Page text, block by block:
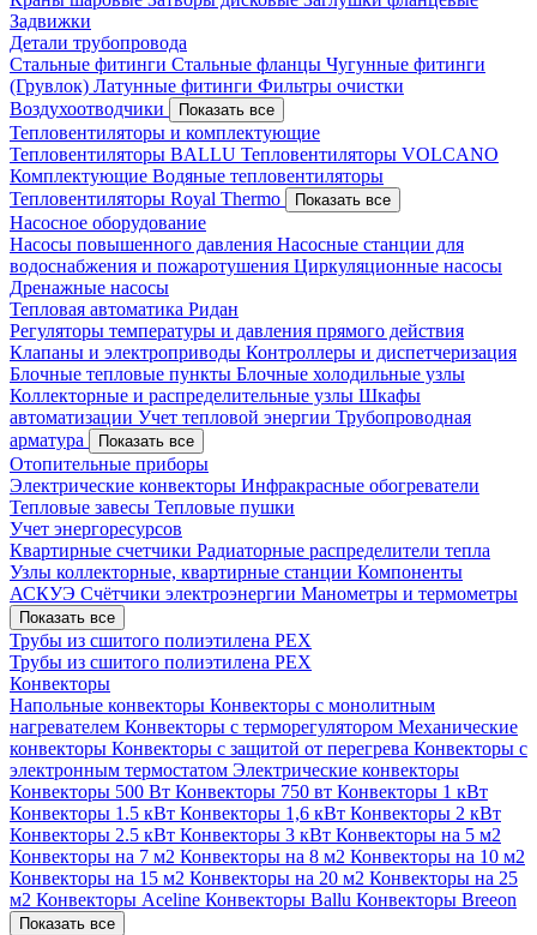
Задвижки
Детали трубопровода
Стальные фитинги Стальные фланцы Чугунные фитинги
(Грувлок) Латунные фитинги Фильтры очистки
Воздухоотводчики
Показать все
Тепловентиляторы и комплектующие
Тепловентиляторы BALLU Тепловентиляторы VOLCANO
Комплектующие Водяные тепловентиляторы
Тепловентиляторы Royal Thermo
Показать все
Насосное оборудование
Насосы повышенного давления Насосные станции для
водоснабжения и пожаротушения Циркуляционные насосы
Дренажные насосы
Тепловая автоматика Ридан
Регуляторы температуры и давления прямого действия
Клапаны и электроприводы Контроллеры и диспетчеризация
Блочные тепловые пункты Блочные холодильные узлы
Коллекторные и распределительные узлы Шкафы
автоматизации Учет тепловой энергии Трубопроводная
арматура
Показать все
Отопительные приборы
Электрические конвекторы Инфракрасные обогреватели
Тепловые завесы Тепловые пушки
Учет энергоресурсов
Квартирные счетчики Радиаторные распределители тепла
Узлы коллекторные, квартирные станции Компоненты
АСКУЭ Счётчики электроэнергии Манометры и термометры
Показать все
Трубы из сшитого полиэтилена PEX
Трубы из сшитого полиэтилена PEX
Конвекторы
Напольные конвекторы Конвекторы с монолитным
нагревателем Конвекторы с терморегулятором Механические
конвекторы Конвекторы с защитой от перегрева Конвекторы с
электронным термостатом Электрические конвекторы
Конвекторы 500 Вт Конвекторы 750 вт Конвекторы 1 кВт
Конвекторы 1.5 кВт Конвекторы 1,6 кВт Конвекторы 2 кВт
Конвекторы 2.5 кВт Конвекторы 3 кВт Конвекторы на 5 м2
Конвекторы на 7 м2 Конвекторы на 8 м2 Конвекторы на 10 м2
Конвекторы на 15 м2 Конвекторы на 20 м2 Конвекторы на 25
м2 Конвекторы Aceline Конвекторы Ballu Конвекторы Breeon
Показать все